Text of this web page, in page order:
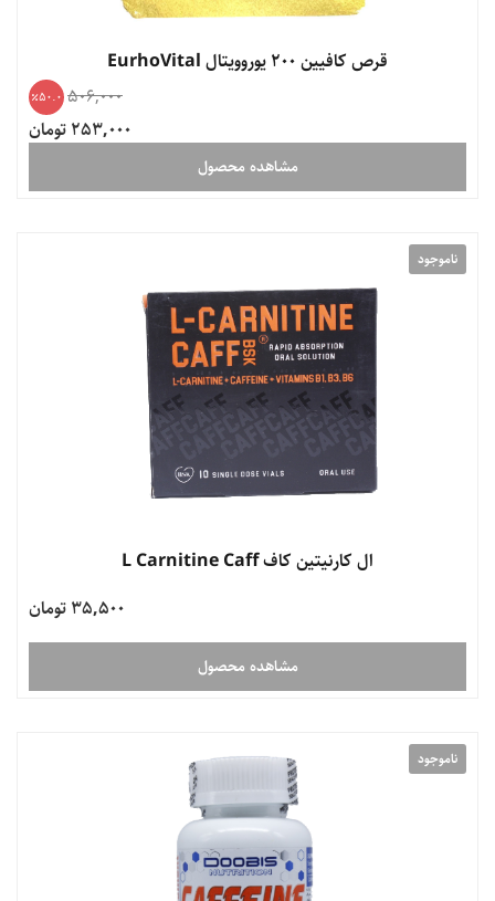
قرص کافیین 200 یوروویتال EurhoVital
506,000
50.0
253,000 تومان
مشاهده محصول
ناموجود
ال کارنیتین کاف L Carnitine Caff
35,500 تومان
مشاهده محصول
ناموجود